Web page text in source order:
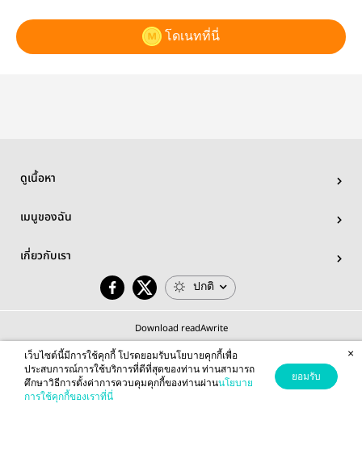
โดเนทที่นี่
ดูเนื้อหา
เมนูของฉัน
เกี่ยวกับเรา
ปกติ
Download readAwrite
© 2026 readAwrite.com by MEB Corporation Public Company Limited
This site is protected by reCAPTCHA and the Google
เว็บไซต์นี้มีการใช้คุกกี้ โปรดยอมรับนโยบายคุกกี้เพื่อ
ประสบการณ์การใช้บริการที่ดีที่สุดของท่าน ท่านสามารถ
ศึกษาวิธีการตั้งค่าการควบคุมคุกกี้ของท่านผ่านนโยบาย
การใช้คุกกี้ของเราที่นี่
ยอมรับ
×